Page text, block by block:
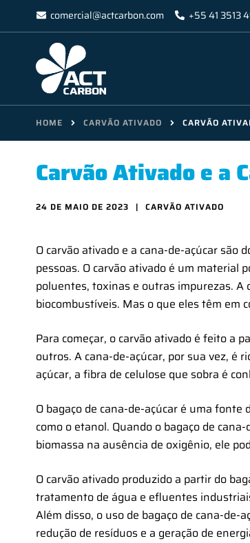
comercial@actcarbon.com +55 41 3513
HOME CARVÃO ATIVADO CARVÃO
Carvão Ativado e a
24 DE MAIO DE 2023 CARVÃO ATIVADO
O carvão ativado e a cana-de-açúcar
pessoas. O carvão ativado é um material
poluentes, toxinas e outras impurezas. A
biocombustíveis. Mas o que eles têm em
Para começar, o carvão ativado é feito a
outros. A cana-de-açúcar, por sua vez, é
açúcar, a fibra de celulose que sobra é
O bagaço de cana-de-açúcar é uma
como o etanol. Quando o bagaço de
biomassa na ausência de oxigênio, ele
O carvão ativado produzido a partir do
tratamento de água e efluentes
Além disso, o uso de bagaço de cana-
redução de resíduos e a geração de